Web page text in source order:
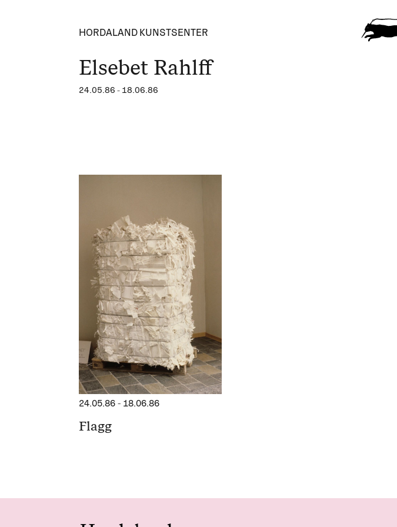
HORDALAND KUNSTSENTER
Elsebet Rahlff
24.05.86 - 18.06.86
24.05.86 - 18.06.86
Flagg